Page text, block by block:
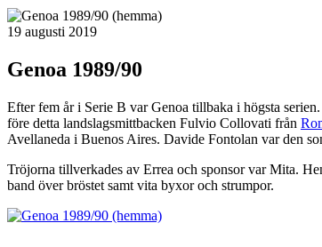
Publicerat
19 augusti 2019
Genoa 1989/90
Efter fem år i Serie B var Genoa tillbaka i högsta
före detta landslagsmittbacken Fulvio Collovati från
Avellaneda i Buenos Aires. Davide Fontolan var den
Tröjorna tillverkades av Errea och sponsor var Mita.
band över bröstet samt vita byxor och strumpor.